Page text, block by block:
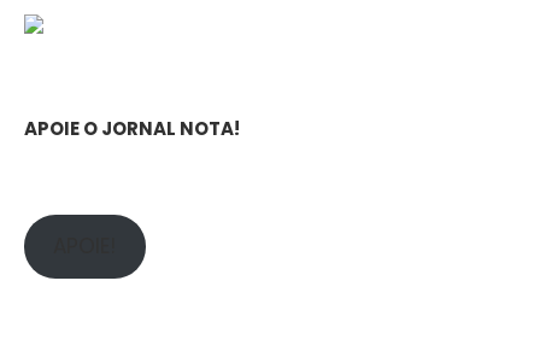
APOIE O JORNAL NOTA!